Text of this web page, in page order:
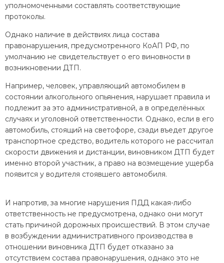
уполномоченными составлять соответствующие
протоколы.
Однако наличие в действиях лица состава
правонарушения, предусмотренного КоАП РФ, по
умолчанию не свидетельствует о его виновности в
возникновении ДТП.
Например, человек, управляющий автомобилем в
состоянии алкогольного опьянения, нарушает правила и
подлежит за это административной, а в определённых
случаях и уголовной ответственности. Однако, если в его
автомобиль, стоящий на светофоре, сзади въедет другое
транспортное средство, водитель которого не рассчитал
скорости движения и дистанции, виновником ДТП будет
именно второй участник, а право на возмещение ущерба
появится у водителя стоявшего автомобиля.
И напротив, за многие нарушения ПДД какая-либо
ответственность не предусмотрена, однако они могут
стать причиной дорожных происшествий. В этом случае
в возбуждении административного производства в
отношении виновника ДТП будет отказано за
отсутствием состава правонарушения, однако это не